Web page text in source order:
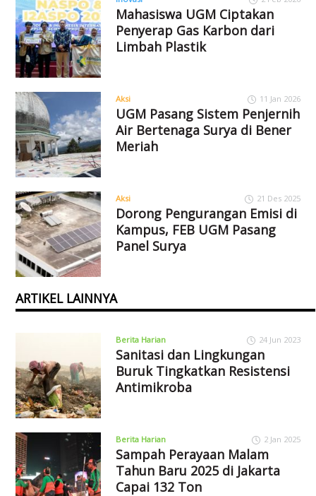
Mahasiswa UGM Ciptakan
Penyerap Gas Karbon dari
Limbah Plastik
Aksi 11 Jan 2026
UGM Pasang Sistem Penjernih
Air Bertenaga Surya di Bener
Meriah
Aksi 21 Des 2025
Dorong Pengurangan Emisi di
Kampus, FEB UGM Pasang
Panel Surya
ARTIKEL LAINNYA
Berita Harian 24 Jun 2023
Sanitasi dan Lingkungan
Buruk Tingkatkan Resistensi
Antimikroba
Berita Harian 2 Jan 2025
Sampah Perayaan Malam
Tahun Baru 2025 di Jakarta
Capai 132 Ton